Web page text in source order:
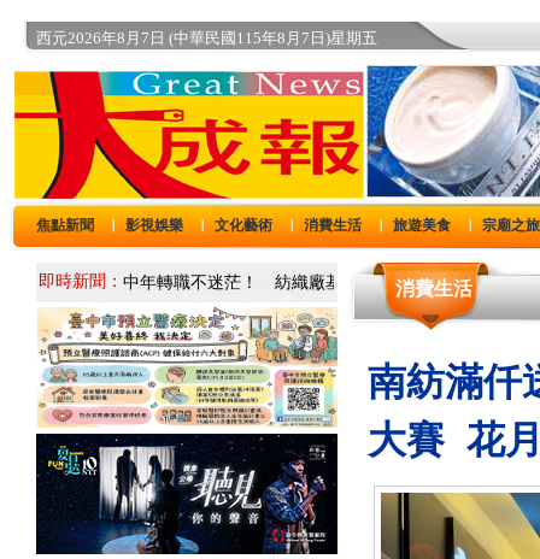
西元2026年8月7日 (中華民國115年8月7日)星期五
焦點新聞 影視娛樂 文化藝術 消費生活 旅遊美食 宗廟之旅
即時新聞： 消費生活
南紡滿仟
大賽 花